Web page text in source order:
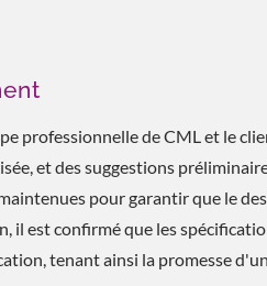
professionnelle de CML et le
et des suggestions
pour garantir que le
il est confirmé que les
tenant ainsi la promesse